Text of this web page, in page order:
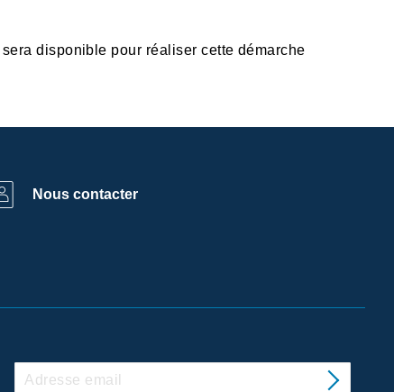
disponible pour réaliser cette démarche
Nous contacter